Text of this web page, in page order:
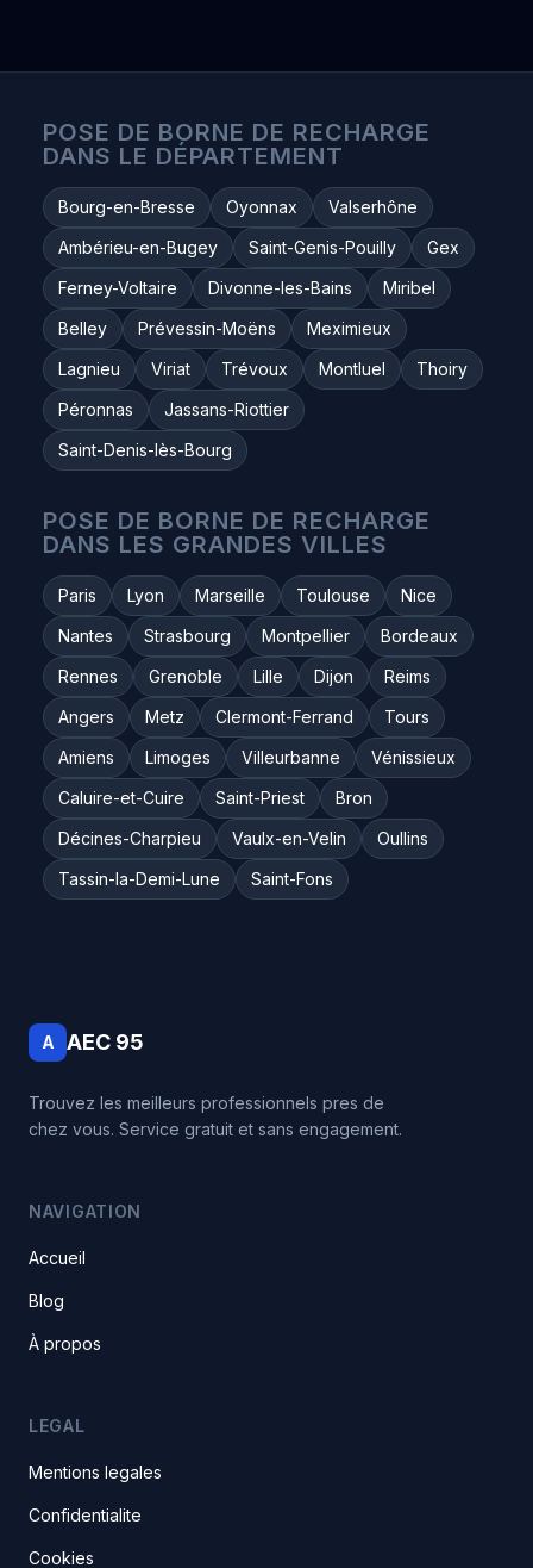
POSE DE BORNE DE RECHARGE
DANS LE DÉPARTEMENT
Bourg-en-Bresse Oyonnax
Valserhône
Ambérieu-en-Bugey
Saint-Genis-Pouilly
Gex
Ferney-Voltaire
Divonne-les-Bains
Miribel
Belley
Prévessin-Moëns
Meximieux
Lagnieu
Viriat Trévoux Montluel
Thoiry
Péronnas
Jassans-Riottier
Saint-Denis-lès-Bourg
POSE DE BORNE DE RECHARGE
DANS LES GRANDES VILLES
Paris Lyon Marseille Toulouse
Nice
Nantes
Strasbourg Montpellier
Bordeaux
Rennes
Grenoble Lille Dijon
Reims
Angers
Metz Clermont-Ferrand
Tours
Amiens
Limoges Villeurbanne
Vénissieux
Caluire-et-Cuire
Saint-Priest
Bron
Décines-Charpieu
Vaulx-en-Velin
Oullins
Tassin-la-Demi-Lune
Saint-Fons
A AEC 95
Trouvez les meilleurs professionnels pres de
chez vous. Service gratuit et sans engagement.
NAVIGATION
Accueil
Blog
À propos
LEGAL
Mentions legales
Confidentialite
Cookies